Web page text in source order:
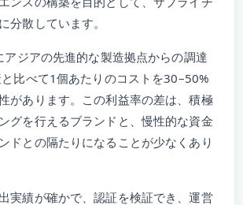
分散しています。
ジアの先進的な製造拠点からの調達
比べて1個あたりのコストを30–50%
があります。この利益率の差は、積極
グを行えるブランドと、慢性的な資金
ドとの隔たりになることが少なくあり
実績が確かで、認証を検証でき、運営